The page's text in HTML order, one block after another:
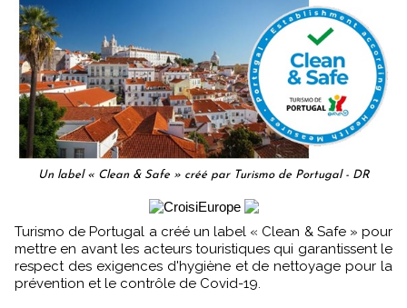
Un label « Clean & Safe » créé par Turismo de Portugal - DR
Turismo de Portugal a créé un label « Clean & Safe » pour
mettre en avant les acteurs touristiques qui garantissent le
respect des exigences d'hygiène et de nettoyage pour la
prévention et le contrôle de Covid-19.